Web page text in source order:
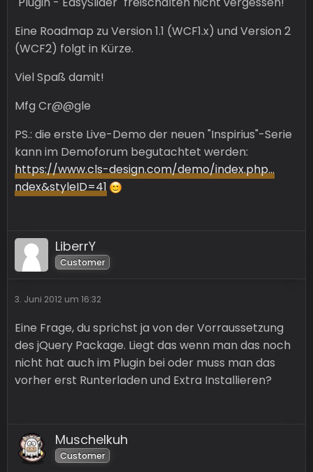
Eine Roadmap zu Version 1.1 (WCF1.x) und Version 2
(WCF2) folgt in Kürze.
Viel Spaß damit!
Mfg Cr@@gle
PS.: die erste Live-Demo der neuen "Inspirius"-Serie
kann im Demoforum begutachtet werden:
https://www.cls-design.com/demo/index.php…
ndex&styleID=41
LiberrY
Customer
3. Juni 2012 um 16:32
Eine Frage, du sprichst ja von der Vorraussetzung
des jQuery Package. Liegt das wenn man das noch
nicht hat auch im Plugin bei oder muss man das
vorher erst Runterladen und Extra Installieren?
Muschelkuh
Customer